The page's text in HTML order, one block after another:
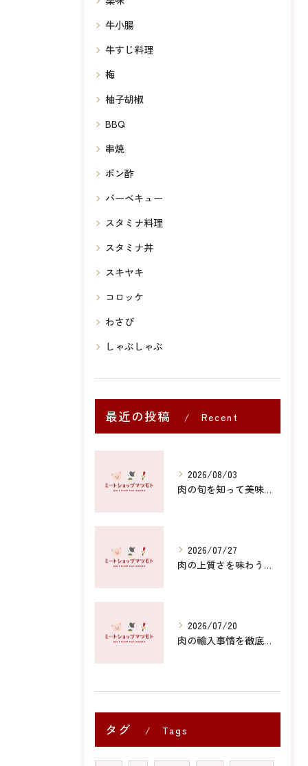
牛小腸
牛すじ料理
梅
柚子胡椒
BBQ
串焼
ポン酢
バーベキュー
スタミナ料理
スタミナ丼
スキヤキ
コロッケ
わさび
しゃぶしゃぶ
最近の投稿
Recent
2026/08/03
肉の旬を知って美味しく食べる季節ごとの選び方と楽しみ方
2026/07/27
肉の上質さを味わう山口県防府市と下関市の至福体験徹底ガイド
2026/07/20
肉の輸入事情を徹底解説コスパや安全性から知る賢い選び方
タグ Tags